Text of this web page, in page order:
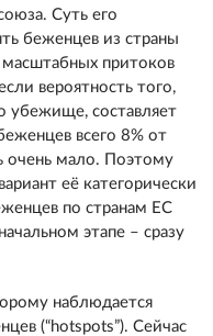
Суть его
беженцев из страны
масштабных притоков
вероятность того,
убежище, составляет
всего 8% от
очень мало. Поэтому
её категорически
по странам ЕС
этапе – сразу
наблюдается
(“hotspots”). Сейчас